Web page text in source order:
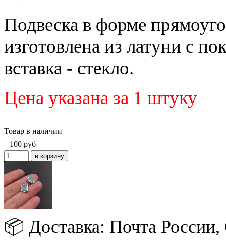
Подвеска в форме
изготовлена из латуни с
вставка - стекло.
Цена указана за 1 штуку
Товар в наличии
100 руб
📦 Доставка: Почта